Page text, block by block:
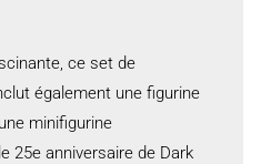
ce set de
également une figurine
minifigurine
25e anniversaire de Dark